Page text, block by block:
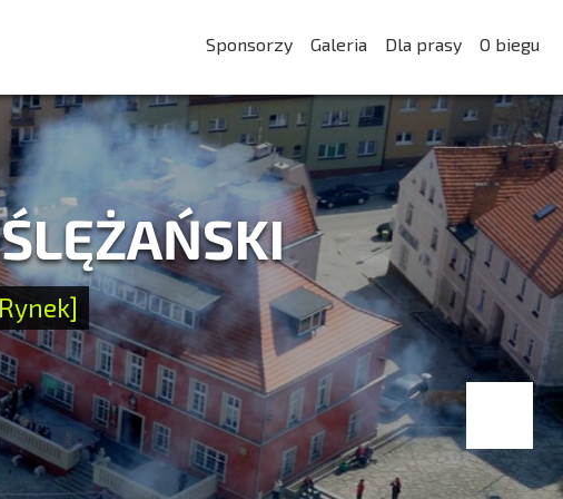
Sponsorzy Galeria Dla prasy O biegu